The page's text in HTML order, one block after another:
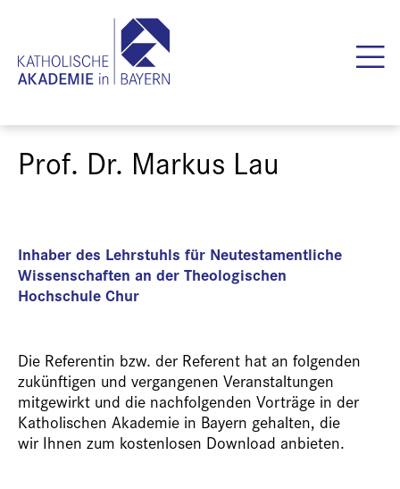
Prof. Dr. Markus Lau
Inhaber des Lehrstuhls für Neutestamentliche
Wissenschaften an der Theologischen
Hochschule Chur
Die Referentin bzw. der Referent hat an folgenden
zukünftigen und vergangenen Veranstaltungen
mitgewirkt und die nachfolgenden Vorträge in der
Katholischen Akademie in Bayern gehalten, die
wir Ihnen zum kostenlosen Download anbieten.